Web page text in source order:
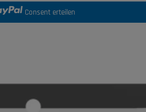
Consent erteilen